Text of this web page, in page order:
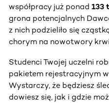
współpracy już ponad 133
grona potencjalnych
z nich podzieliło się
chorym na nowotwory
Studenci Twojej uczelni
pakietem rejestracyjnym
Wystarczy, że będziesz
dowiesz się, jak i gdzie